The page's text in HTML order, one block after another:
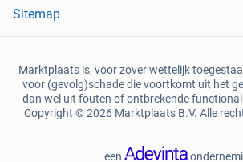
Sitemap
Marktplaats is, voor zover wettelijk
voor (gevolg)schade die voortkomt uit het
dan wel uit fouten of ontbrekende
Copyright © 2026 Marktplaats B.V. Alle
een